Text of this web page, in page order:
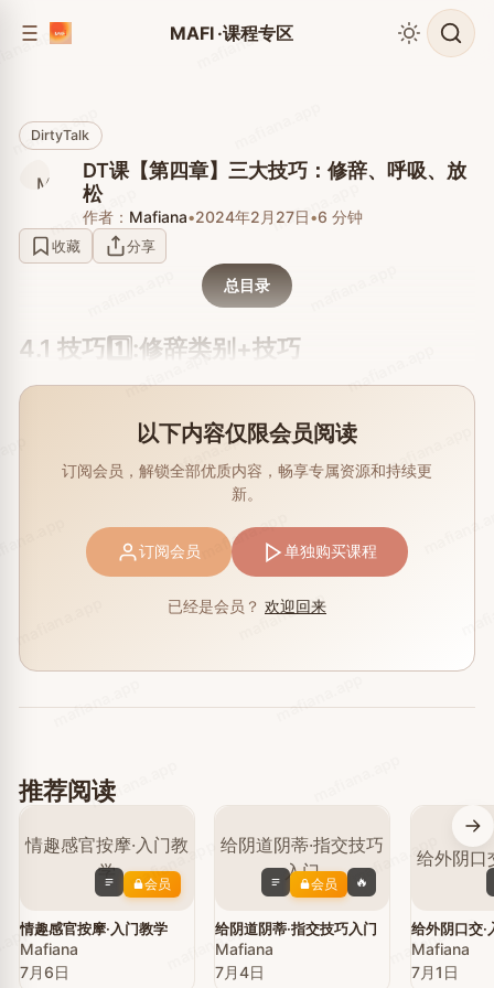
MAFI ·课程专区
DirtyTalk
DT课【第四章】三大技巧：修辞、呼吸、放
松
作者： Mafiana•2024年2月27日•6 分钟
收藏 分享
总目录
4.1 技巧1️⃣:修辞类别+技巧
以下内容仅限会员阅读
订阅会员，解锁全部优质内容，畅享专属资源和持续更
新。
订阅会员 单独购买课程
已经是会员？ 欢迎回来
推荐阅读
会员
情趣感官按摩·入门教学
Mafiana
7月6日
会员 🔥
给阴道阴蒂·指交技巧入门
Mafiana
7月4日
给外阴口交·
Mafiana
7月1日
mafiana.app
mafiana.app
mafiana.app mafiana.app
mafiana.app
mafiana.app
mafiana.app
mafiana.app
mafiana.app
mafiana.app
mafiana.app
mafiana.app
mafiana.app
mafiana.app
mafiana.app
mafiana.app